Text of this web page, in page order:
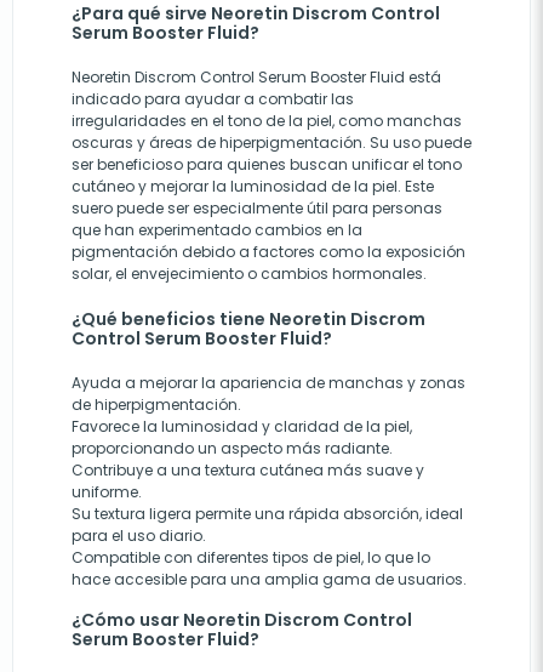
¿Para qué sirve Neoretin Discrom Control
Serum Booster Fluid?
Neoretin Discrom Control Serum Booster Fluid está
indicado para ayudar a combatir las
irregularidades en el tono de la piel, como manchas
oscuras y áreas de hiperpigmentación. Su uso puede
ser beneficioso para quienes buscan unificar el tono
cutáneo y mejorar la luminosidad de la piel. Este
suero puede ser especialmente útil para personas
que han experimentado cambios en la
pigmentación debido a factores como la exposición
solar, el envejecimiento o cambios hormonales.
¿Qué beneficios tiene Neoretin Discrom
Control Serum Booster Fluid?
Ayuda a mejorar la apariencia de manchas y zonas
de hiperpigmentación.
Favorece la luminosidad y claridad de la piel,
proporcionando un aspecto más radiante.
Contribuye a una textura cutánea más suave y
uniforme.
Su textura ligera permite una rápida absorción, ideal
para el uso diario.
Compatible con diferentes tipos de piel, lo que lo
hace accesible para una amplia gama de usuarios.
¿Cómo usar Neoretin Discrom Control
Serum Booster Fluid?